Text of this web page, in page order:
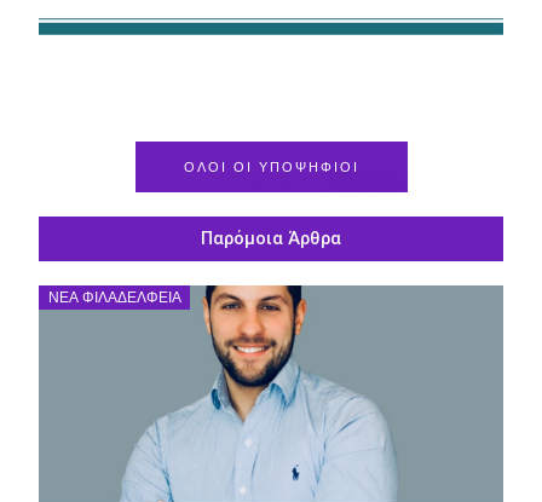
ΟΛΟΙ ΟΙ ΥΠΟΨΗΦΙΟΙ
Παρόμοια Άρθρα
ΝΈΑ ΦΙΛΑΔΈΛΦΕΙΑ